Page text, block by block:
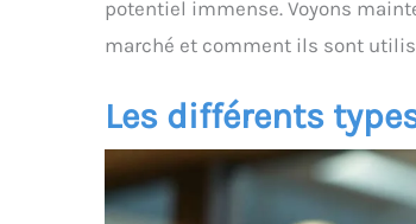
potentiel immense. Voyons
marché et comment ils sont
Les différents